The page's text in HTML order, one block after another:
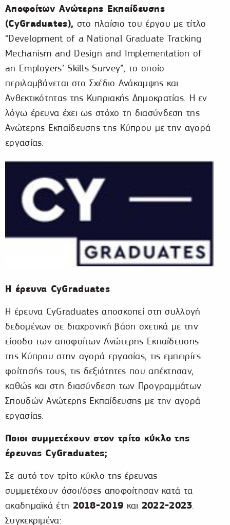
Αποφοίτων Ανώτερης Εκπαίδευσης
(CyGraduates), στο πλαίσιο του έργου με τίτλο
“Development of a National Graduate Tracking
Mechanism and Design and Implementation of
an Employers’ Skills Survey”, το οποίο
περιλαμβάνεται στο Σχέδιο Ανάκαμψης και
Ανθεκτικότητας της Κυπριακής Δημοκρατίας. Η εν
λόγω έρευνα έχει ως στόχο τη διασύνδεση της
Ανώτερης Εκπαίδευσης της Κύπρου με την αγορά
εργασίας.
Η έρευνα CyGraduates
Η έρευνα CyGraduates αποσκοπεί στη συλλογή
δεδομένων σε διαχρονική βάση σχετικά με την
είσοδο των αποφοίτων Ανώτερης Εκπαίδευσης
της Κύπρου στην αγορά εργασίας, τις εμπειρίες
φοίτησής τους, τις δεξιότητες που απέκτησαν,
καθώς και στη διασύνδεση των Προγραμμάτων
Σπουδών Ανώτερης Εκπαίδευσης με την αγορά
εργασίας.
Ποιοι συμμετέχουν στον τρίτο κύκλο της
έρευνας CyGraduates;
Σε αυτό τον τρίτο κύκλο της έρευνας
συμμετέχουν όσοι/όσες αποφοίτησαν κατά τα
ακαδημαϊκά έτη 2018-2019 και 2022-2023
Συγκεκριμένα: